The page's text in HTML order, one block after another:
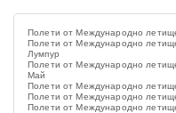
Полети от Международно
Полети от Международно
Лумпур
Полети от Международно
Май
Полети от Международно
Полети от Международно
Полети от Международно